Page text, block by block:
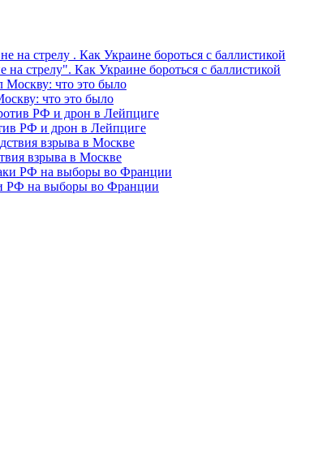
на стрелу". Как Украине бороться с баллистикой
что это было
РФ и дрон в Лейпциге
взрыва в Москве
РФ на выборы во Франции